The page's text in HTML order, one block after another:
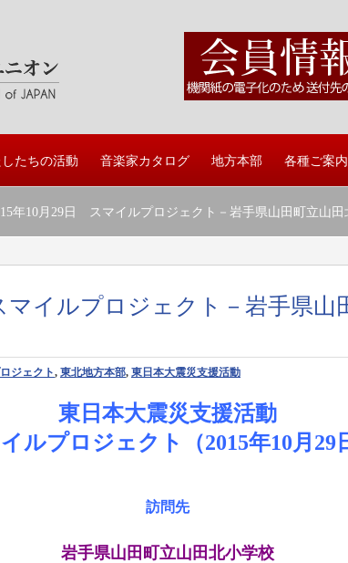
たちの活動 音楽家カタログ 地方本部 各種ご案内
年10月29日 スマイルプロジェクト－岩手県山田町立山田
イルプロジェクト－岩手県山
ジェクト, 東北地方本部, 東日本大震災支援活動
東日本大震災支援活動
ルプロジェクト（2015年10月29
訪問先
岩手県山田町立山田北小学校